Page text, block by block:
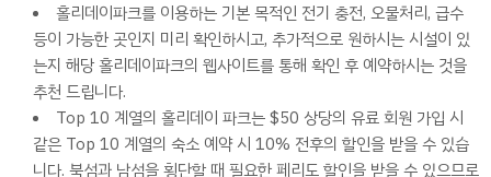
홀리데이파크를 이용하는 기본 목적인 전기 충전, 오물처리, 급수
등이 가능한 곳인지 미리 확인하시고, 추가적으로 원하시는 시설이 있
는지 해당 홀리데이파크의 웹사이트를 통해 확인 후 예약하시는 것을
추천 드립니다.
Top 10 계열의 홀리데이 파크는 $50 상당의 유료 회원 가입 시
같은 Top 10 계열의 숙소 예약 시 10% 전후의 할인을 받을 수 있습
니다. 북섬과 남섬을 횡단할 때 필요한 페리도 할인을 받을 수 있으므로